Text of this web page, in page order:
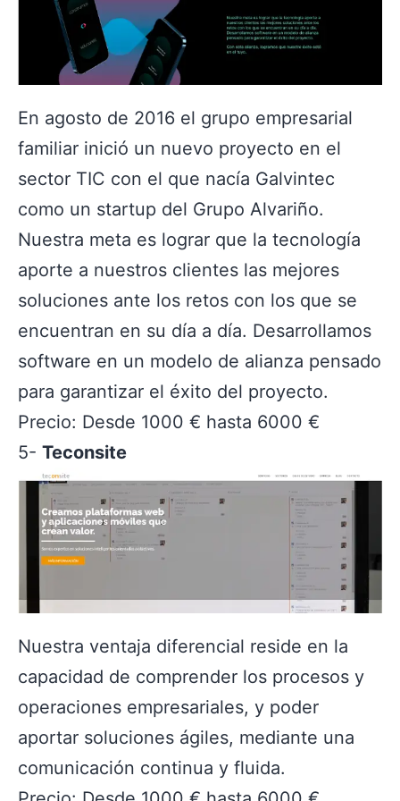
En agosto de 2016 el grupo empresarial
familiar inició un nuevo proyecto en el
sector TIC con el que nacía Galvintec
como un startup del Grupo Alvariño.
Nuestra meta es lograr que la tecnología
aporte a nuestros clientes las mejores
soluciones ante los retos con los que se
encuentran en su día a día. Desarrollamos
software en un modelo de alianza pensado
para garantizar el éxito del proyecto.
Precio: Desde 1000 € hasta 6000 €
5- Teconsite
Nuestra ventaja diferencial reside en la
capacidad de comprender los procesos y
operaciones empresariales, y poder
aportar soluciones ágiles, mediante una
comunicación continua y fluida.